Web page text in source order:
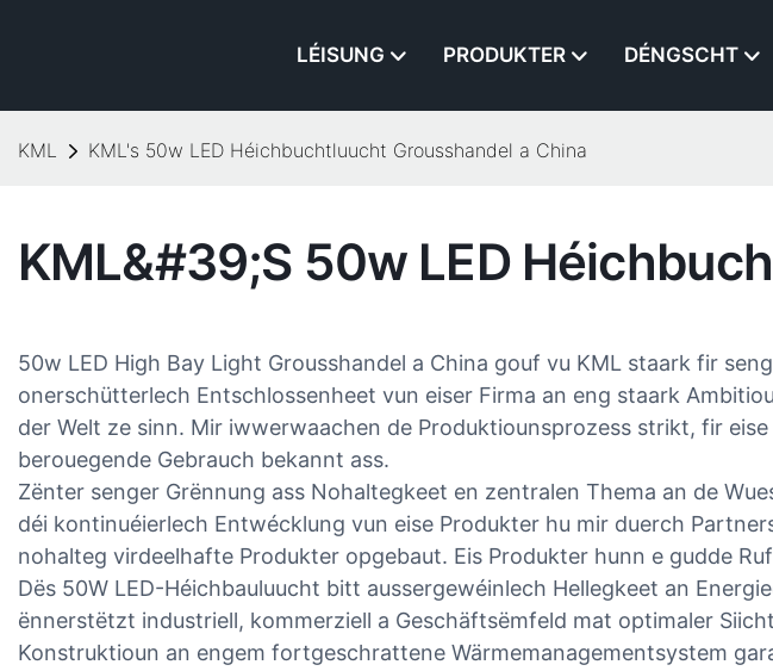
LÉISUNG PRODUKTER DÉNGSCHT
KML KML's 50w LED Héichbuchtluucht Grousshandel a China
KML&#39;s 50w LED
50w LED High Bay Light Grousshandel a China gouf vu KML staark fir
onerschütterlech Entschlossenheet vun eiser Firma an eng staark
der Welt ze sinn. Mir iwwerwaachen de Produktiounsprozess strikt, fir
berouegende Gebrauch bekannt ass.
Zënter senger Grënnung ass Nohaltegkeet en zentralen Thema an de
déi kontinuéierlech Entwécklung vun eise Produkter hu mir duerch
nohalteg virdeelhafte Produkter opgebaut. Eis Produkter hunn e gudde
Dës 50W LED-Héichbauluucht bitt aussergewéinlech Hellegkeet an
ënnerstëtzt industriell, kommerziell a Geschäftsëmfeld mat optimaler
Konstruktioun an engem fortgeschrattene Wärmemanagementsystem